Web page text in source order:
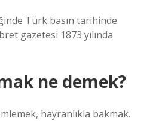
Türk basın tarihinde
gazetesi 1873 yılında
ne demek?
hayranlıkla bakmak.